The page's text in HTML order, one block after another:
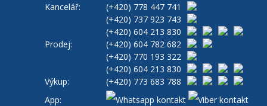
Kancelář: (+420) 778 447 741
(+420) 737 923 743
(+420) 604 213 830
Prodej:
(+420) 604 782 682
(+420) 770 193 322
(+420) 604 213 830
Výkup:
(+420) 773 683 788
App: